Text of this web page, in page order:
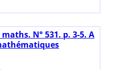
N° 531. p. 3-5. A